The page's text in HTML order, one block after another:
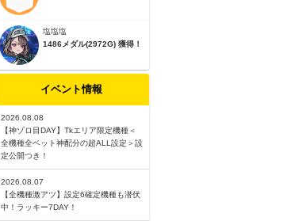
塩塩塩
1486メダル(2972G) 獲得！
イベント情報
2026.08.08
【神ゾロ目DAY】Tkエリア限定機種＜
全機種全ベット神配分の超ALL設定＞設
定公開つき！
2026.08.07
【全機種激アツ】設定6確定機種も潜伏
中！ラッキー7DAY！